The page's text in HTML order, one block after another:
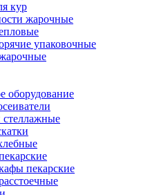
кур
жарочные
упаковочные
оборудование
стеллажные
пекарские